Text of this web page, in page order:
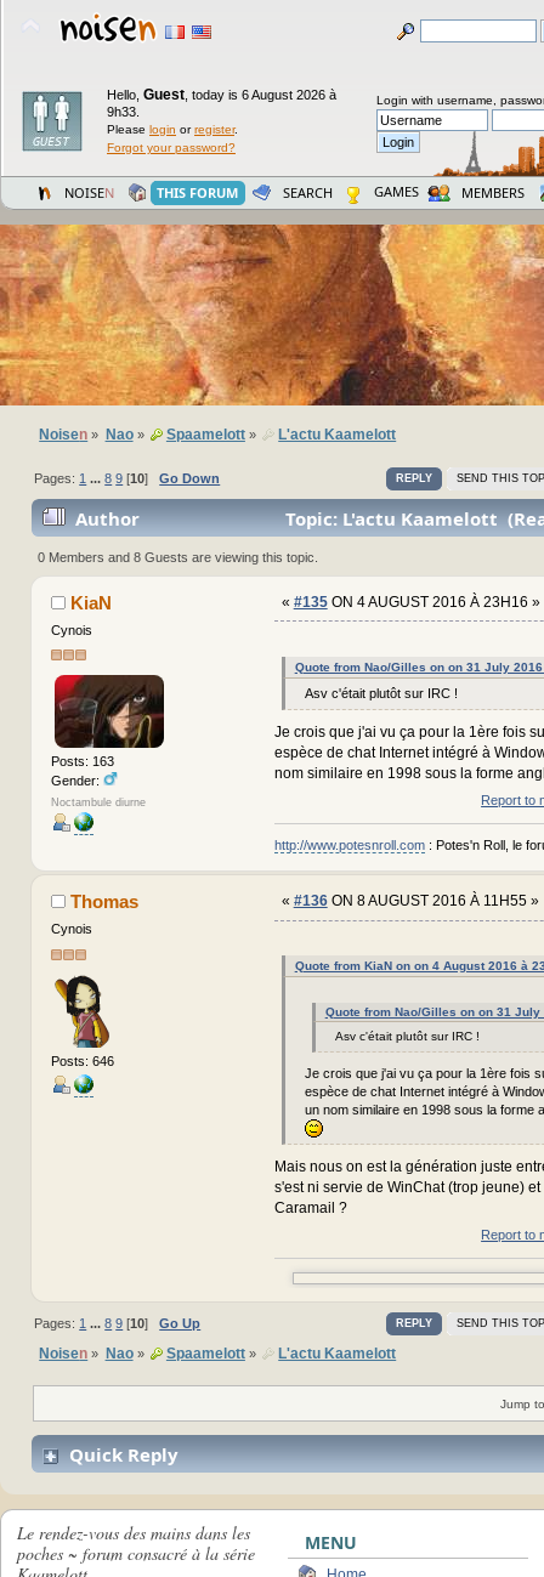
Hello, Guest today is 6 August 2026 à
9h33.
Please login orregister.
Forgot your password?
Login with username,
NOISEN THIS FORUM SEARCH GAMES MEMBERS
Noisen » Nao» Spaamelott» L'actu Kaamelott
REPLY SEND THIS
Pages: 1 ...8 9 [10]Go Down
Author
Topic: L'actu Kaamelott
times)
0 Members and 8 Guests are viewing this topic.
KiaN
Cynois
Posts: 163
Gender:
Noctambule diurne
« #135ON 4 AUGUST 2016 À 23H16 »
Quote from Nao/Gilles on on 31 July
Asv c'était plutôt sur IRC !
Je crois que j'ai vu ça pour la 1ère fois
espèce de chat Internet intégré à
nom similaire en 1998 sous la forme
Report to
http://www.potesnroll.com: Potes'n Roll, le
Thomas
Cynois
Posts: 646
« #136ON 8 AUGUST 2016 À 11H55 »
Quote from KiaN on on 4 August 2016 à
Quote from Nao/Gilles on on 31 July
Asv c'était plutôt sur IRC !
Je crois que j'ai vu ça pour la 1ère fois
espèce de chat Internet intégré à
un nom similaire en 1998 sous la forme
Mais nous on est la génération juste
s'est ni servie de WinChat (trop jeune)
Caramail ?
Report to
REPLY SEND THIS
Pages: 1 ...8 9 [10]Go Up
Noisen » Nao» Spaamelott» L'actu Kaamelott
Jump
Quick Reply
Le rendez-vous des mains dans les
poches ~ forum consacré à la série
MENU